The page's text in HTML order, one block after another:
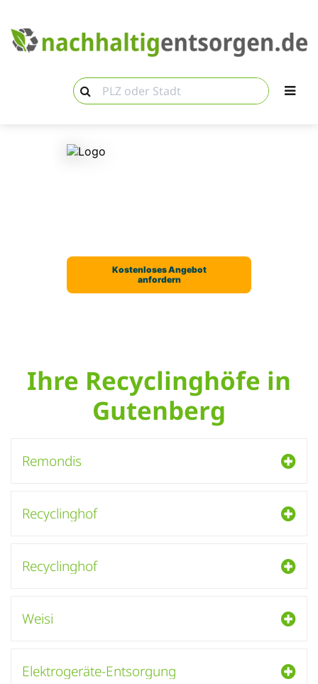
Ihre Recyclinghöfe in
Gutenberg
Remondis
Recyclinghof
Recyclinghof
Weisi
Elektrogeräte-Entsorgung